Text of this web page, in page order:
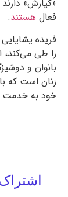
«کیارش»
فعال هستند.
فریده
را طی می‌کند،
بانوان و
زنان است که
خود به خدمت